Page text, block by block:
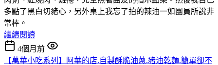
多點了黑白切豬心，另外桌上我忘了拍的辣油一如團員所說非
常棒。
繼續閱讀
4個月前
【萬華小吃系列】阿華的店.自製酥脆油蔥.豬油乾麵.簡單卻不